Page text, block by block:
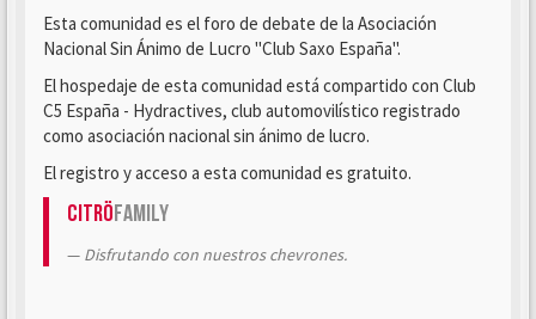
Esta comunidad es el foro de debate de la Asociación
Nacional Sin Ánimo de Lucro "Club Saxo España".
El hospedaje de esta comunidad está compartido con Club
C5 España - Hydractives, club automovilístico registrado
como asociación nacional sin ánimo de lucro.
El registro y acceso a esta comunidad es gratuito.
CitröFamily
Disfrutando con nuestros chevrones.